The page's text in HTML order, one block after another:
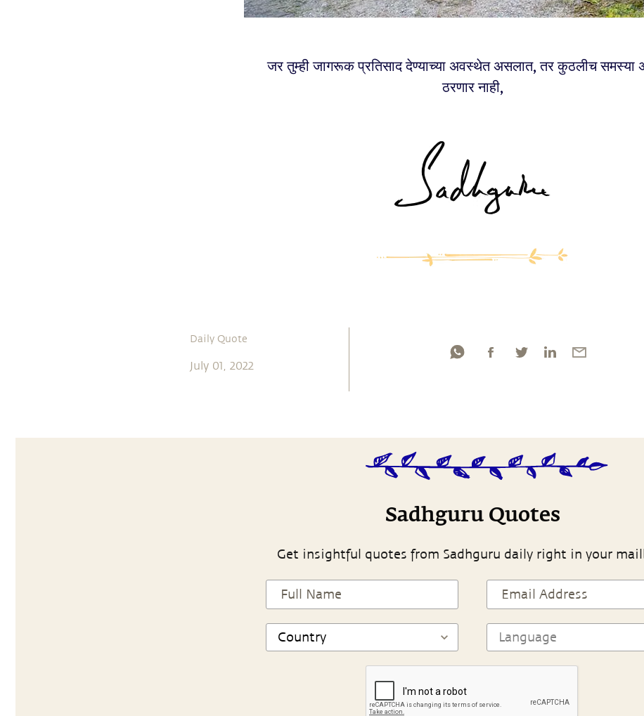
जर तुम्ही जागरूक प्रतिसाद देण्याच्या अवस्थेत असलात, तर कुठलीच समस्या
ठरणार नाही,
Daily Quote
July 01, 2022
Sadhguru Quotes
Get insightful quotes from Sadhguru daily right in your